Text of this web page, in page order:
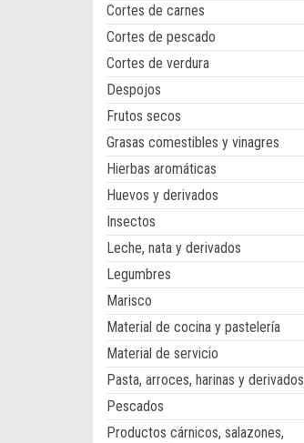
Cortes de carnes
Cortes de pescado
Cortes de verdura
Despojos
Frutos secos
Grasas comestibles y vinagres
Hierbas aromáticas
Huevos y derivados
Insectos
Leche, nata y derivados
Legumbres
Marisco
Material de cocina y pastelería
Material de servicio
Pasta, arroces, harinas y derivados
Pescados
Productos cárnicos, salazones,